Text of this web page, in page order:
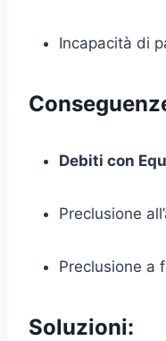
Incapacità di
Debiti con
Preclusione
Preclusione a
Soluzioni: